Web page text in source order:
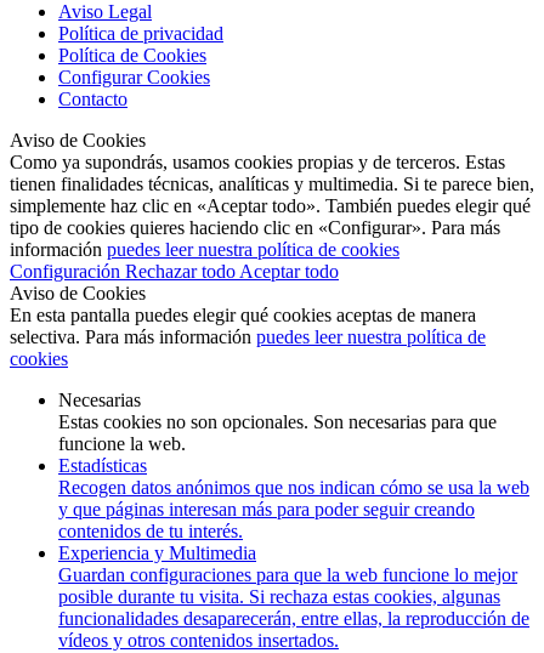
Aviso Legal
Política de privacidad
Política de Cookies
Configurar Cookies
Contacto
Aviso de Cookies
Como ya supondrás, usamos cookies propias y de terceros. Estas
tienen finalidades técnicas, analíticas y multimedia. Si te parece bien,
simplemente haz clic en «Aceptar todo». También puedes elegir qué
tipo de cookies quieres haciendo clic en «Configurar». Para más
información puedes leer nuestra política de cookies
Configuración Rechazar todo Aceptar todo
Aviso de Cookies
En esta pantalla puedes elegir qué cookies aceptas de manera
selectiva. Para más información puedes leer nuestra política de
cookies
Necesarias
Estas cookies no son opcionales. Son necesarias para que
funcione la web.
Estadísticas
Recogen datos anónimos que nos indican cómo se usa la web
y que páginas interesan más para poder seguir creando
contenidos de tu interés.
Experiencia y Multimedia
Guardan configuraciones para que la web funcione lo mejor
posible durante tu visita. Si rechaza estas cookies, algunas
funcionalidades desaparecerán, entre ellas, la reproducción de
vídeos y otros contenidos insertados.